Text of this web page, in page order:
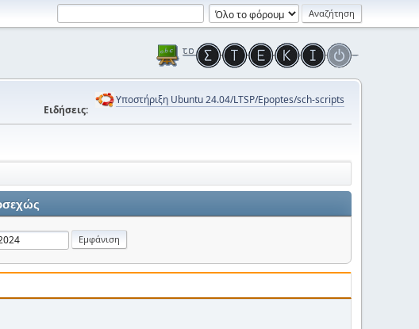
Ειδήσεις:
Υποστήριξη Ubuntu 24.04/LTSP/Epoptes/sch-scripts